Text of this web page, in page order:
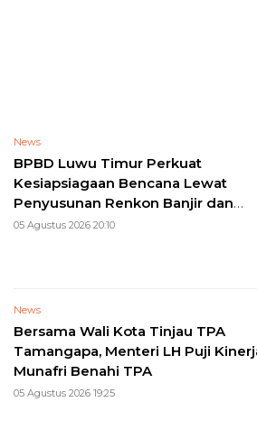
News
BPBD Luwu Timur Perkuat
Kesiapsiagaan Bencana Lewat
Penyusunan Renkon Banjir dan
Longsor 2026
05 Agustus 2026 20:10
News
Bersama Wali Kota Tinjau TPA
Tamangapa, Menteri LH Puji
Munafri Benahi TPA
05 Agustus 2026 19:25